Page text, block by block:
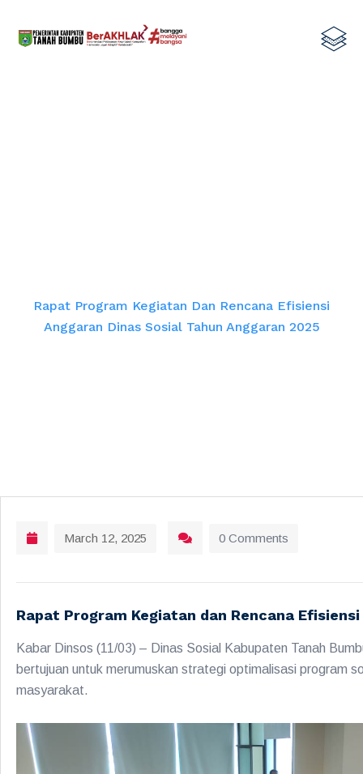
Rapat Program Kegiatan Dan Rencana Efisiensi
Anggaran Dinas Sosial Tahun Anggaran 2025
March 12, 2025 0 Comments
Rapat Program Kegiatan dan Rencana
Kabar Dinsos (11/03) – Dinas Sosial Kabupaten Tanah
bertujuan untuk merumuskan strategi optimalisasi program
masyarakat.